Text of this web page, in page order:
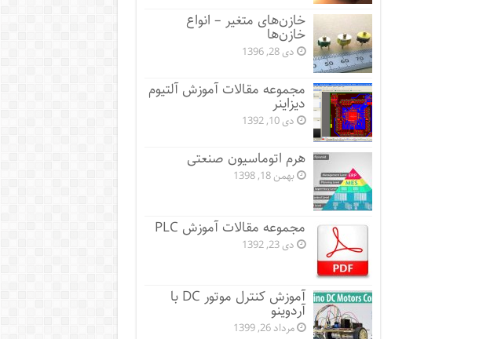
خازن‌های متغیر – انواع
خازن‌ها
دی 28, 1396
مجموعه مقالات آموزش آلتیوم
دیزاینر
دی 10, 1392
هرم اتوماسیون صنعتی
بهمن 18, 1398
مجموعه مقالات آموزش PLC
دی 23, 1392
آموزش کنترل موتور DC با
آردوینو
مرداد 26, 1399